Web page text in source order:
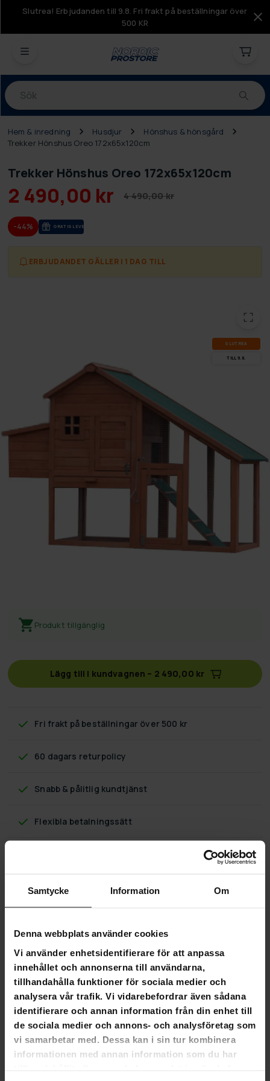
Samtycke Information Om
Denna webbplats använder cookies
Vi använder enhetsidentifierare för att anpassa
innehållet och annonserna till användarna,
tillhandahålla funktioner för sociala medier och
analysera vår trafik. Vi vidarebefordrar även sådana
identifierare och annan information från din enhet till
de sociala medier och annons- och analysföretag som
vi samarbetar med. Dessa kan i sin tur kombinera
informationen med annan information som du har
Slutrea! Erbjudanden till 9.8. Fri frakt på beställningar över
500 KR
Produkter
Hem & inredning Husdjur
Hönshus & hönsgård
Trekker Hönshus Oreo 172x65x120cm
Trekker Hönshus Oreo 172x65x120cm
2 490,00 kr 4 490,00 kr
-44% GRA­TIS LE­VE­RANS
ERBJUDANDET GÄLLER I 1 DAG TILL
SLUT­REA
TILL 9.8.
Produkt tillgänglig
Lägg till i kundvagnen – 2 490,00 kr
Fri frakt på beställningar över 500 kr
60 dagars returpolicy
Snabb & pålitlig kundtjänst
Flexibla betalningssätt
Trekker Hönshus Oreo 172x65x120cm
Trekker Hönshus Oreo 172x65x120cm
Ett snyggt och högkvalitativt hönshus av furu. I det här
hönshuset kommer dina höns att känna sig bekväma och
vara säkra i ett inhägnat område och skyddade från regn
under taket. Luften cirkulerar bra, men stallet håller sig
också tillräckligt varmt. En ramp gör det lätt för hönsen att
klättra upp till insidan av hönshuset. Hönshuset Trekker
Oreo har även en äggläggningslåda.
Produktinformation:
Färg brun
Material: Furu, metall